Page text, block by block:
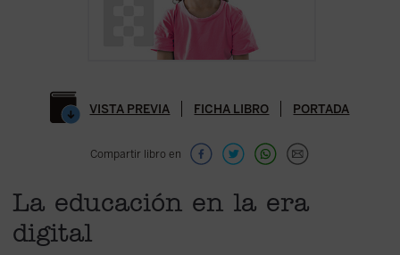
VISTA PREVIA FICHA LIBRO PORTADA
Compartir libro en
La educación en la era
digital